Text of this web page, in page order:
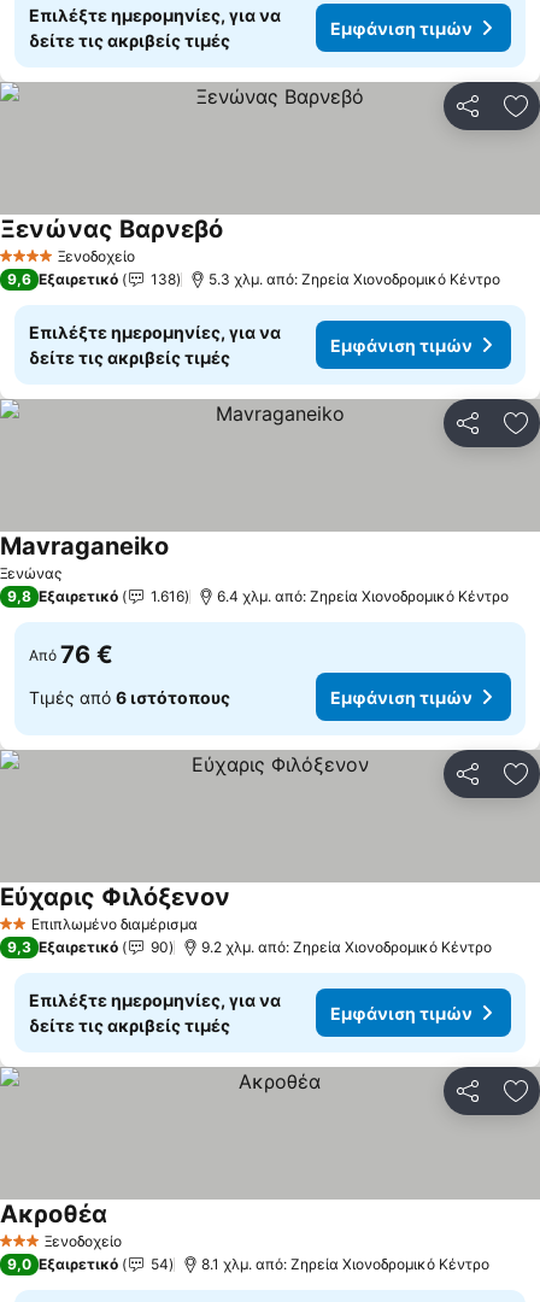
Επιλέξτε ημερομηνίες, για να
δείτε τις ακριβείς τιμές
Εμφάνιση τιμών
4 ΑστέριαΞενοδοχείο
Ξενώνας Βαρνεβό
9,6 Εξαιρετικό 138 5.3 χλμ. από: Ζηρεία Χιονοδρομικό Κέντρο
Επιλέξτε ημερομηνίες, για να
δείτε τις ακριβείς τιμές
Εμφάνιση τιμών
Ξενώνας
Mavraganeiko
9,8 Εξαιρετικό 1.616 6.4 χλμ. από: Ζηρεία Χιονοδρομικό Κέντρο
Από 76 €
Τιμές από 6 ιστότοπους Εμφάνιση τιμών
2 ΑστέριαΕπιπλωμένο διαμέρισμα
Εύχαρις Φιλόξενον
9,3 Εξαιρετικό 90 9.2 χλμ. από: Ζηρεία Χιονοδρομικό Κέντρο
Επιλέξτε ημερομηνίες, για να
δείτε τις ακριβείς τιμές
Εμφάνιση τιμών
3 ΑστέριαΞενοδοχείο
Ακροθέα
9,0 Εξαιρετικό 54 8.1 χλμ. από: Ζηρεία Χιονοδρομικό Κέντρο